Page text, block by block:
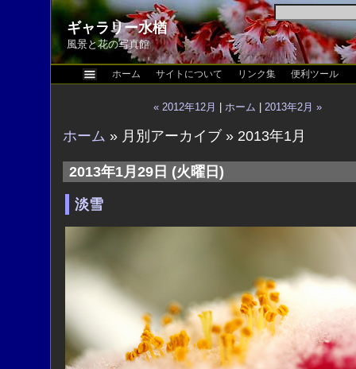
ギャラリー水楢
風景と花の写真館
ホーム サイトについて リンク集 便利ツール
« 2012年12月 ホーム 2013年2月 »
ホーム » 月別アーカイブ » 2013年1月
2013年1月29日 (火曜日)
淡雪